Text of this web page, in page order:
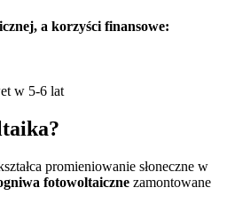
, a korzyści finansowe:
w 5-6 lat
promieniowanie słoneczne w
fotowoltaiczne zamontowane